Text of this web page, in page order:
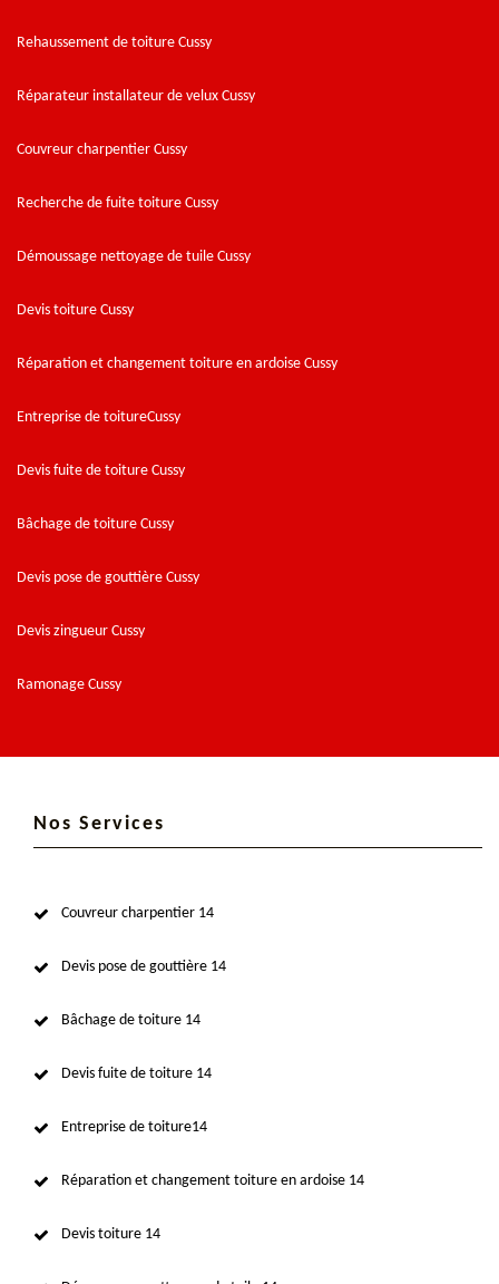
Rehaussement de toiture Cussy
Réparateur installateur de velux Cussy
Couvreur charpentier Cussy
Recherche de fuite toiture Cussy
Démoussage nettoyage de tuile Cussy
Devis toiture Cussy
Réparation et changement toiture en ardoise Cussy
Entreprise de toitureCussy
Devis fuite de toiture Cussy
Bâchage de toiture Cussy
Devis pose de gouttière Cussy
Devis zingueur Cussy
Ramonage Cussy
Nos Services
Couvreur charpentier 14
Devis pose de gouttière 14
Bâchage de toiture 14
Devis fuite de toiture 14
Entreprise de toiture14
Réparation et changement toiture en ardoise 14
Devis toiture 14